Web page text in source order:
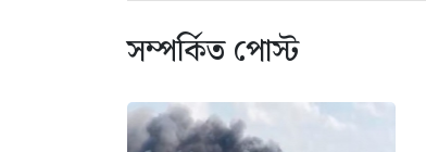
সম্পর্কিত পোস্ট